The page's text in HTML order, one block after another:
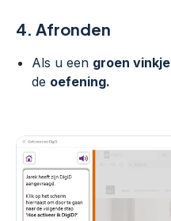
4. Afronden
Als u een groen vinkje
de oefening.